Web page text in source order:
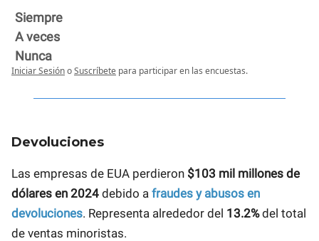
Siempre
A veces
Nunca
Iniciar SesiónoSuscríbete para participar en las encuestas.
Devoluciones
Las empresas de EUA perdieron $103 mil millones de
dólares en 2024 debido a fraudes y abusos en
devoluciones. Representa alrededor del 13.2%del total
de ventas minoristas.